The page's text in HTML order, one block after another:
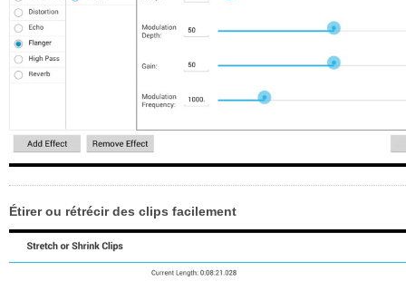
Étirer ou rétrécir des clips facilement